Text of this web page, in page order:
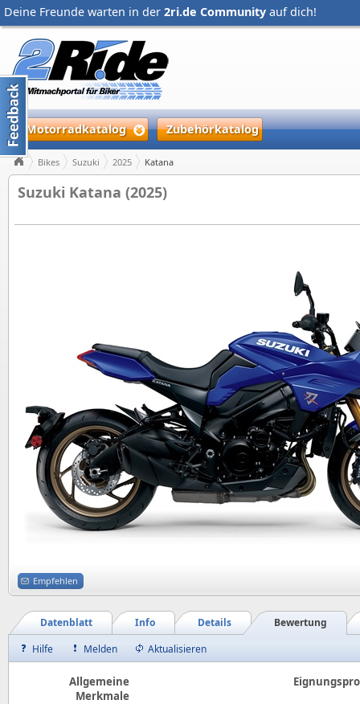
Deine Freunde warten in der 2ri.de Community auf dich!
Motorradkatalog Zubehörkatalog
Bikes Suzuki 2025 Katana
Suzuki Katana (2025)
Empfehlen
Bewertung
Details
Info
Datenblatt
Hilfe
Melden Aktualisieren
Allgemeine
Merkmale